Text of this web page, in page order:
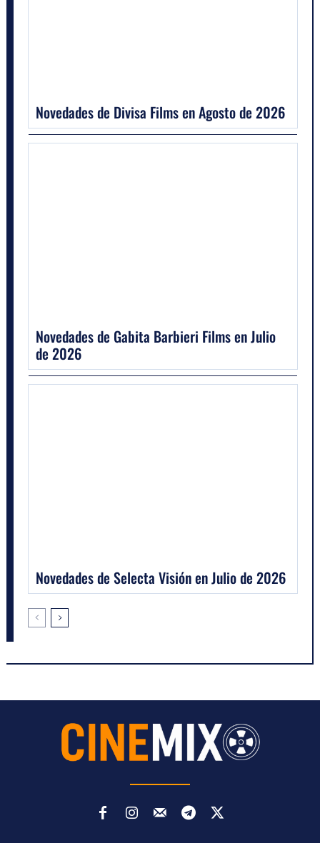
Novedades de Divisa Films en Agosto de 2026
Novedades de Gabita Barbieri Films en Julio
de 2026
Novedades de Selecta Visión en Julio de 2026